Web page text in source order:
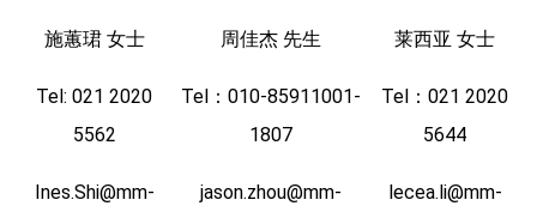
施蕙珺 女士
Tel: 021 2020
5562
Ines.Shi@mm-
周佳杰 先生
Tel：010-85911001-
1807
jason.zhou@mm-
莱西亚 女士
Tel：021 2020
5644
lecea.li@mm-